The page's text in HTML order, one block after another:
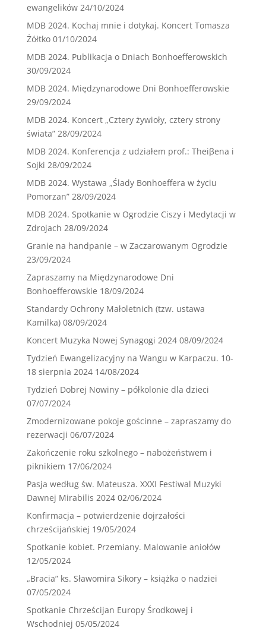
ewangelików 24/10/2024
MDB 2024. Kochaj mnie i dotykaj. Koncert Tomasza
Żółtko 01/10/2024
MDB 2024. Publikacja o Dniach Bonhoefferowskich
30/09/2024
MDB 2024. Międzynarodowe Dni Bonhoefferowskie
29/09/2024
MDB 2024. Koncert „Cztery żywioły, cztery strony
świata” 28/09/2024
MDB 2024. Konferencja z udziałem prof.: Theiβena i
Sojki 28/09/2024
MDB 2024. Wystawa „Ślady Bonhoeffera w życiu
Pomorzan” 28/09/2024
MDB 2024. Spotkanie w Ogrodzie Ciszy i Medytacji w
Zdrojach 28/09/2024
Granie na handpanie – w Zaczarowanym Ogrodzie
23/09/2024
Zapraszamy na Międzynarodowe Dni
Bonhoefferowskie 18/09/2024
Standardy Ochrony Małoletnich (tzw. ustawa
Kamilka) 08/09/2024
Koncert Muzyka Nowej Synagogi 2024 08/09/2024
Tydzień Ewangelizacyjny na Wangu w Karpaczu. 10-
18 sierpnia 2024 14/08/2024
Tydzień Dobrej Nowiny – półkolonie dla dzieci
07/07/2024
Zmodernizowane pokoje gościnne – zapraszamy do
rezerwacji 06/07/2024
Zakończenie roku szkolnego – nabożeństwem i
piknikiem 17/06/2024
Pasja według św. Mateusza. XXXI Festiwal Muzyki
Dawnej Mirabilis 2024 02/06/2024
Konfirmacja – potwierdzenie dojrzałości
chrześcijańskiej 19/05/2024
Spotkanie kobiet. Przemiany. Malowanie aniołów
12/05/2024
„Bracia” ks. Sławomira Sikory – książka o nadziei
07/05/2024
Spotkanie Chrześcijan Europy Środkowej i
Wschodniej 05/05/2024